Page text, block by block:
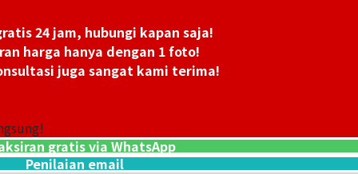
Rp 52.020.385
24 jam, hubungi kapan saja!
harga hanya dengan 1 foto!
juga sangat kami terima!
gratis via WhatsApp
Penilaian email